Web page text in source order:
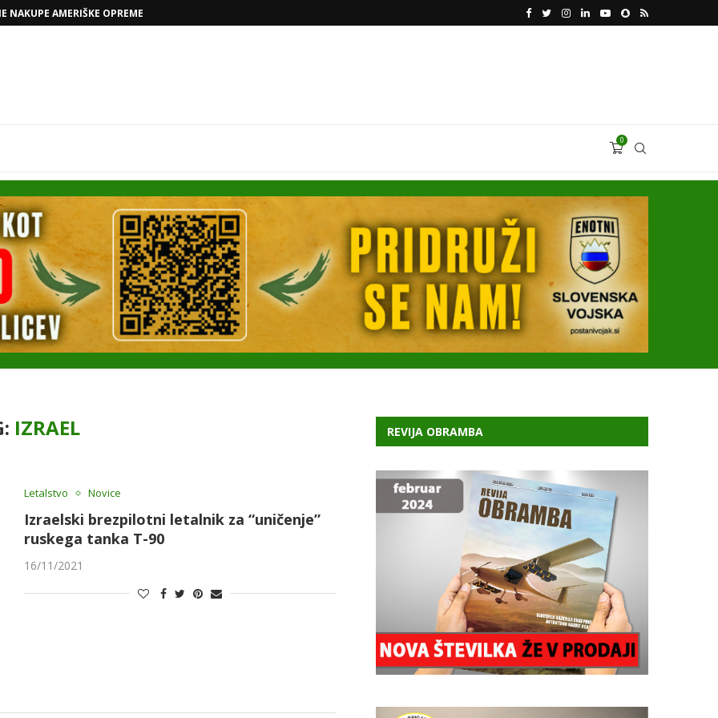
NAČRTE Z RAFAELOM VODJA UKROBORONPROMA HERMAN SMETANIN
0
IZRAEL
Letalstvo Novice
Izraelski brezpilotni letalnik za “uničenje”
ruskega tanka T-90
16/11/2021
REVIJA OBRAMBA